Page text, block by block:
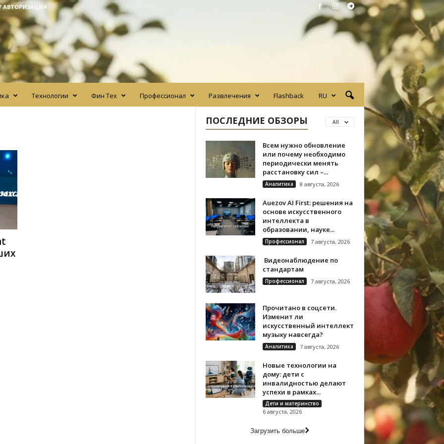
АВТОРИЗАЦИЯ
Технологии Фин Тех Профессионал Развлечения Flashback RU
ПОСЛЕДНИЕ ОБЗОРЫ All
Всем нужно обновление
или почему необходимо
периодически менять
расстановку сил –...
Аналитика 8 августа, 2026
Auezov AI First: решения на
основе искусственного
интеллекта в
образовании, науке...
Профессионал 7 августа, 2026
Видеонаблюдение по
стандартам
Профессионал 7 августа, 2026
Прочитано в соцсети.
Изменит ли
искусственный интеллект
музыку навсегда?
Аналитика 7 августа, 2026
Новые технологии на
дому: дети с
инвалидностью делают
успехи в рамках...
Дети и материнство
6 августа, 2026
Загрузить больше